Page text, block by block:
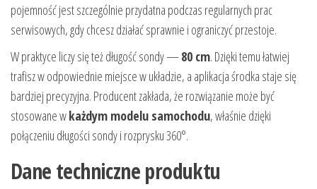
pojemność jest szczególnie przydatna podczas regularnych prac
serwisowych, gdy chcesz działać sprawnie i ograniczyć przestoje.
W praktyce liczy się też długość sondy —80 cm. Dzięki temu łatwiej
trafisz w odpowiednie miejsce w układzie, a aplikacja środka staje się
bardziej precyzyjna. Producent zakłada, że rozwiązanie może być
stosowane wkażdym modelu samochodu, właśnie dzięki
połączeniu długości sondy i rozprysku 360°.
Dane techniczne produktu